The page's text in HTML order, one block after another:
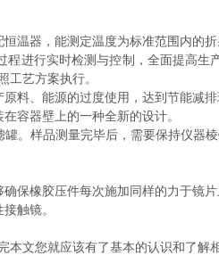
器，能测定温度为标准范围内的折
行实时检测与控制，全面提高生
艺方案执行。
、能源的过度使用，达到节能减排
容器壁上的一种全新的设计。
样品测量完毕后，需要保持仪器
橡胶压件每次施加同样的力于镜片
触镜。
您就应该有了基本的认识和了解